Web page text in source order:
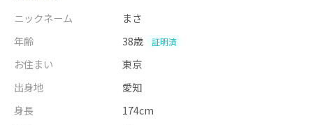
ニックネーム
まさ
年齢
38歳 証明済
お住まい
東京
出身地
愛知
身長
174cm